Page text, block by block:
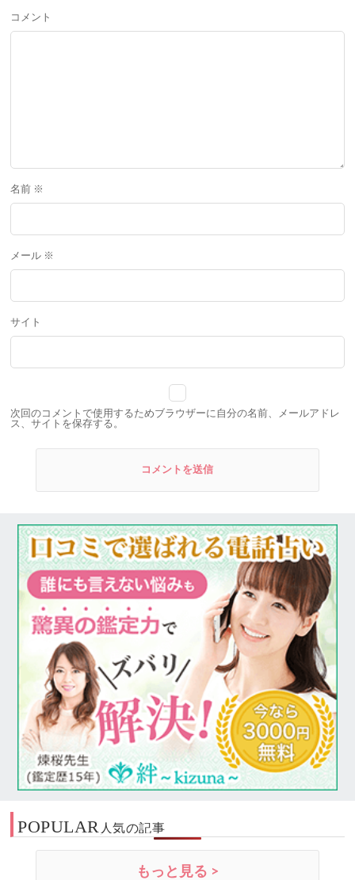
コメント
名前 ※
メール ※
サイト
次回のコメントで使用するためブラウザーに自分の名前、メールアドレ
ス、サイトを保存する。
POPULAR 人気の記事
もっと見る >